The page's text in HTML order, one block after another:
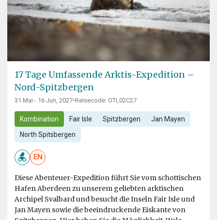
17 Tage Umfassende Arktis-Expedition –
Nord-Spitzbergen
31 Mai - 16 Jun, 2027•Reisecode: OTL02C27
Kombination Fair Isle Spitzbergen Jan Mayen
North Spitsbergen
EN
Diese Abenteuer-Expedition führt Sie vom schottischen
Hafen Aberdeen zu unserem geliebten arktischen
Archipel Svalbard und besucht die Inseln Fair Isle und
Jan Mayen sowie die beeindruckende Eiskante von